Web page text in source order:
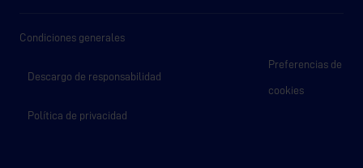
Condiciones generales
Descargo de responsabilidad
Política de privacidad
Preferencias de
cookies